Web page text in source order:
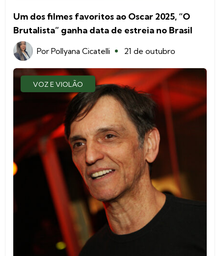
Um dos filmes favoritos ao Oscar 2025, “O
Brutalista” ganha data de estreia no Brasil
Por Pollyana Cicatelli 21 de outubro
VOZ E VIOLÃO